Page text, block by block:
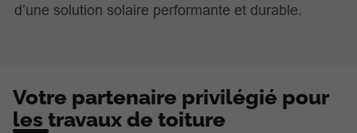
d’une solution solaire performante et durable.
Votre partenaire privilégié pour
les travaux de toiture